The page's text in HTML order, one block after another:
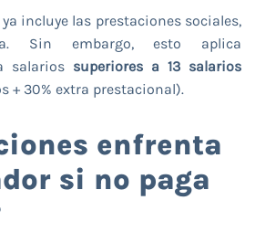
incluye las prestaciones sociales,
Sin embargo, esto aplica
salarios superiores a 13 salarios
+ 30% extra prestacional).
enfrenta
si no paga